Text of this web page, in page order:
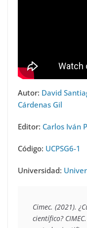
Autor: David
Cárdenas Gil
Editor: Carlos Iván
Código: UCPSG6-1
Universidad:
Cimec. (2021).
científico?